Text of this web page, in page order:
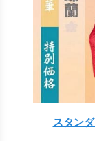
スタン